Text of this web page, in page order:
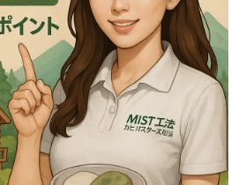
カビはプロへ！ＭＩＳＴ工法
仙台に相談を
の中でも快適に暮らすために